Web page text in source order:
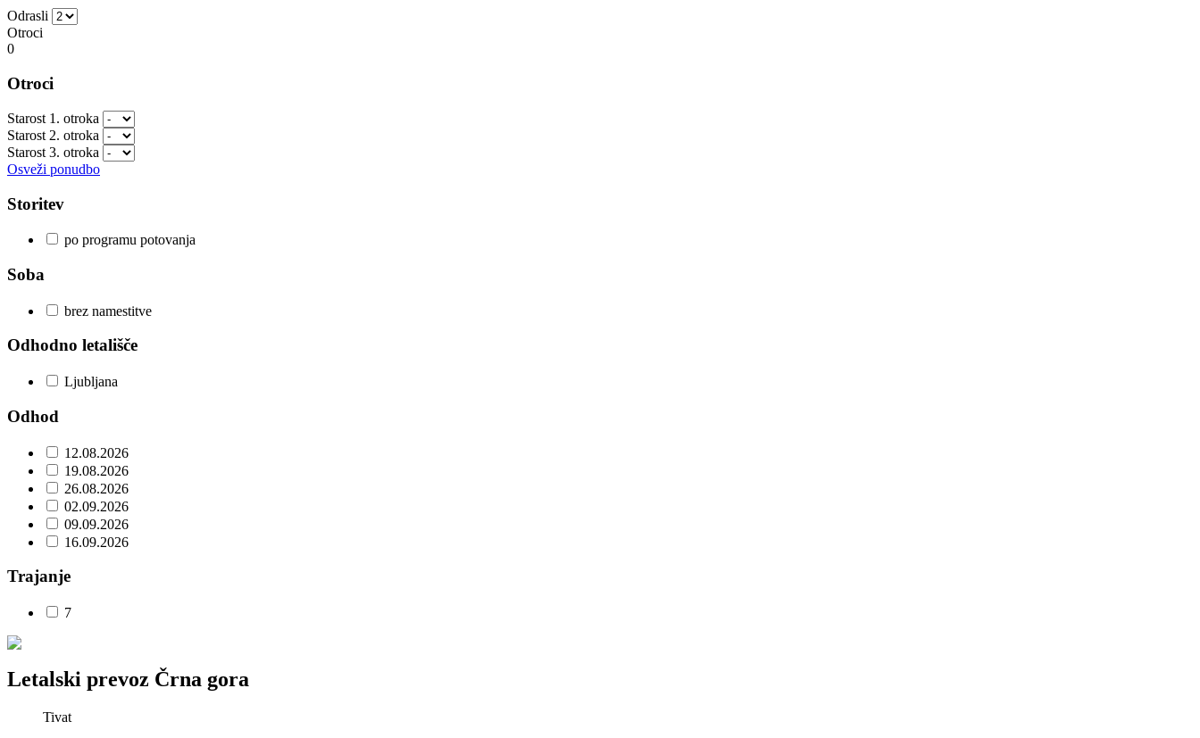
Odrasli
Otroci
0
Otroci
Starost 1. otroka
Starost 2. otroka
Starost 3. otroka
Osveži ponudbo
Storitev
po programu potovanja
Soba
brez namestitve
Odhodno letališče
Ljubljana
Odhod
12.08.2026
19.08.2026
26.08.2026
02.09.2026
09.09.2026
16.09.2026
Trajanje
7
Letalski prevoz Črna gora
Tivat